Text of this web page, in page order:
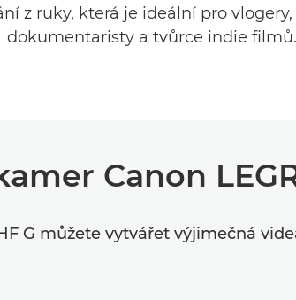
z ruky, která je ideální pro
dokumentaristy a tvůrce indie filmů.
Canon
G můžete vytvářet výjimečná